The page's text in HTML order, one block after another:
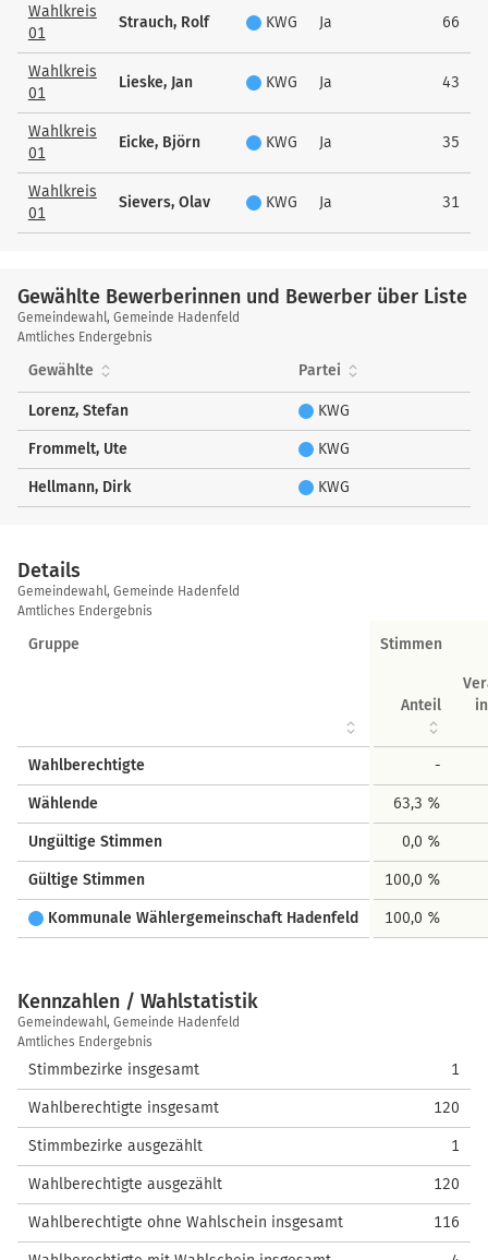
Wahlkreis
01
Strauch, Rolf KWG Ja 66
Wahlkreis
01
Lieske, Jan KWG Ja 43
Wahlkreis
01
Eicke, Björn KWG Ja 35
Wahlkreis
01
Sievers, Olav KWG Ja 31
Gewählte Bewerberinnen und Bewerber über Liste
Gewählte
Bewerberinnen
und
über
Liste
Gemeindewahl, Gemeinde Hadenfeld
Amtliches Endergebnis
Gewählte Partei
Lorenz, Stefan KWG
Frommelt, Ute KWG
Hellmann, Dirk KWG
Details
Details
Gemeindewahl, Gemeinde Hadenfeld
Amtliches Endergebnis
Gruppe Stimmen
Anteil
Wahlberechtigte -
Wählende 63,3 %
Ungültige Stimmen 0,0 %
Gültige Stimmen 100,0 %
Kommunale Wählergemeinschaft Hadenfeld 100,0 %
Kennzahlen / Wahlstatistik
Kennzahlen
/
Wahlstatistik
Gemeindewahl, Gemeinde Hadenfeld
Amtliches Endergebnis
Stimmbezirke insgesamt 1
Wahlberechtigte insgesamt 120
Stimmbezirke ausgezählt 1
Wahlberechtigte ausgezählt 120
Wahlberechtigte ohne Wahlschein insgesamt 116